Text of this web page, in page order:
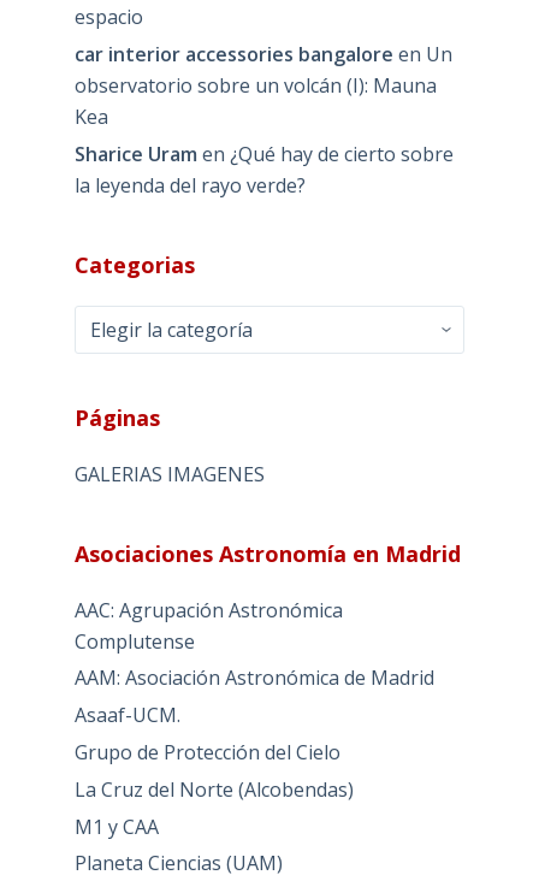
espacio
car interior accessories bangalore en Un
observatorio sobre un volcán (I): Mauna
Kea
Sharice Uram en ¿Qué hay de cierto sobre
la leyenda del rayo verde?
Categorias
Categorias
Páginas
GALERIAS IMAGENES
Asociaciones Astronomía en Madrid
AAC: Agrupación Astronómica
Complutense
AAM: Asociación Astronómica de Madrid
Asaaf-UCM.
Grupo de Protección del Cielo
La Cruz del Norte (Alcobendas)
M1 y CAA
Planeta Ciencias (UAM)